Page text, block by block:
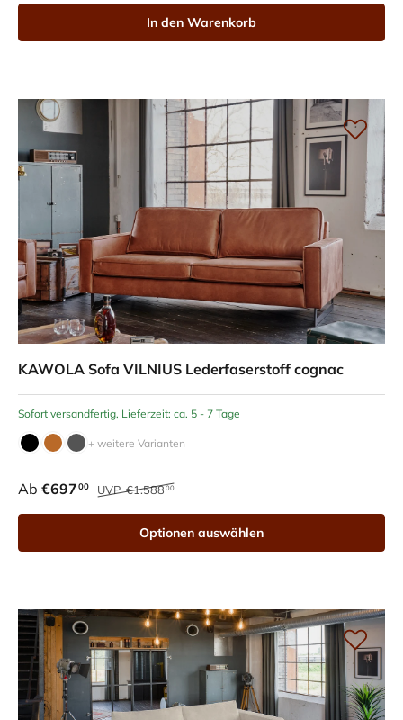
In den Warenkorb
KAWOLA Sofa VILNIUS Lederfaserstoff cognac
Sofort versandfertig, Lieferzeit: ca. 5 - 7 Tage
+ weitere Varianten
Ab €69700 UVP€1.58800
Optionen auswählen